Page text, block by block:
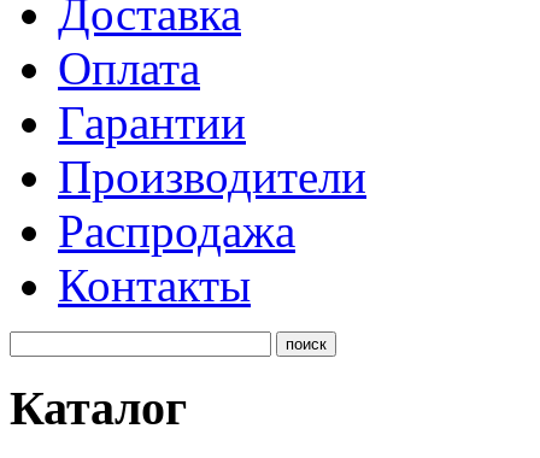
Доставка
Оплата
Гарантии
Производители
Распродажа
Контакты
Каталог